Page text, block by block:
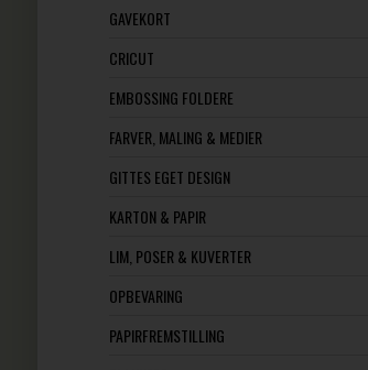
GAVEKORT
CRICUT
EMBOSSING FOLDERE
FARVER, MALING & MEDIER
GITTES EGET DESIGN
KARTON & PAPIR
LIM, POSER & KUVERTER
OPBEVARING
PAPIRFREMSTILLING